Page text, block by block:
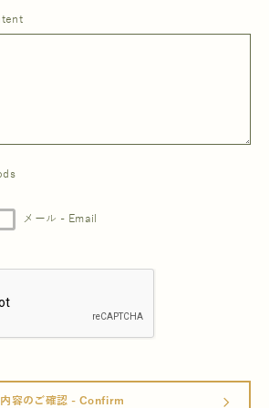
メール - Email
内容のご確認 - Confirm arrow_forward_ios